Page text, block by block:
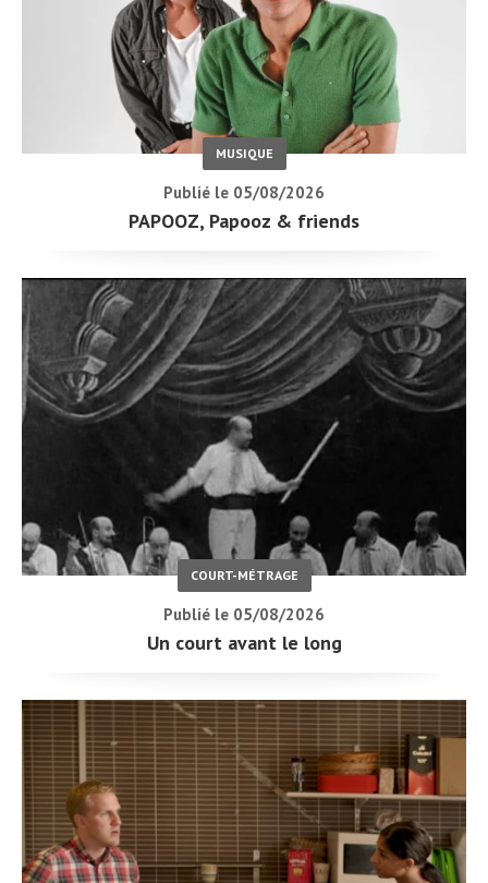
MUSIQUE
Publié le 05/08/2026
PAPOOZ, Papooz & friends
COURT-MÉTRAGE
Publié le 05/08/2026
Un court avant le long